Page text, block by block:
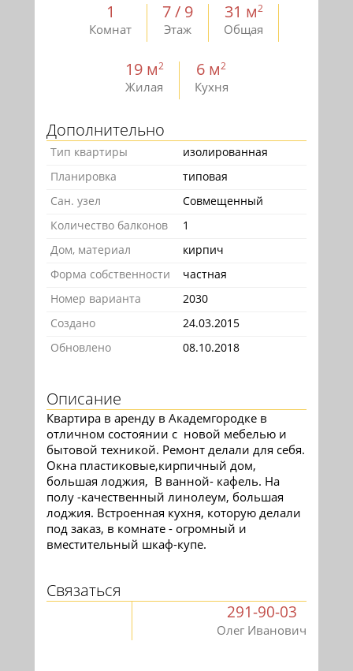
1
Комнат
7 / 9
Этаж
31 м2
Общая
19 м2
Жилая
6 м2
Кухня
Дополнительно
Тип квартиры
изолированная
Планировка
типовая
Сан. узел
Совмещенный
Количество балконов
1
Дом, материал
кирпич
Форма собственности
частная
Номер варианта
2030
Создано
24.03.2015
Обновлено
08.10.2018
Описание
Квартира в аренду в Академгородке в
отличном состоянии с новой мебелью и
бытовой техникой. Ремонт делали для себя.
Окна пластиковые,кирпичный дом,
большая лоджия, В ванной- кафель. На
полу -качественный линолеум, большая
лоджия. Встроенная кухня, которую делали
под заказ, в комнате - огромный и
вместительный шкаф-купе.
Связаться
291-90-03
Олег Иванович